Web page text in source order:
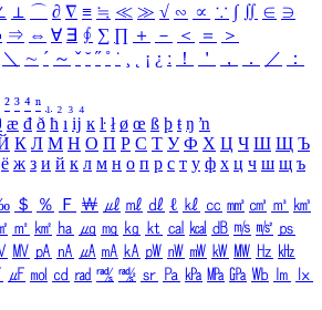
⊥ ⌒ ∂ ∇ ≡ ≒ ≪ ≫ √ ∽ ∝ ∵ ∫ ∬ ∈ ∋
⇒ ⇔ ∀ ∃ ∮ ∑ ∏ ＋ － ＜ ＝
＞
＼ ∼ ´ ～ ˇ ˘ ˝ ˚ ˙ ¸ ¡ ¿ ː ！ ＇ ， ． ／
：
² ³ ⁴ ⁿ ₁ ₂ ₃ ₄
æ đ ð ħ ı ĳ ĸ ŀ ł ø œ ß þ ŧ ŋ ŉ
К Л М Н О П Р С Т У Ф Х Ц Ч Ш Щ Ъ
ё ж з и й к л м н о п р с т у ф х ц ч ш щ ъ
＄ ％ Ｆ ￦ ㎕ ㎖ ㎗ ℓ ㎘ ㏄ ㎣ ㎤ ㎥ ㎦
㎡ ㎢ ㏊ ㎍ ㎎ ㎏ ㏏ ㎈ ㎉ ㏈ ㎧ ㎨ ㎰
㎹ ㎀ ㎁ ㎂ ㎃ ㎄ ㎺ ㎻ ㎽ ㎾ ㎿ ㎐ ㎑
㎌ ㏖ ㏅ ㎭ ㎮ ㎯ ㏛ ㎩ ㎪ ㎫ ㎬ ㏝ ㏐
㏓